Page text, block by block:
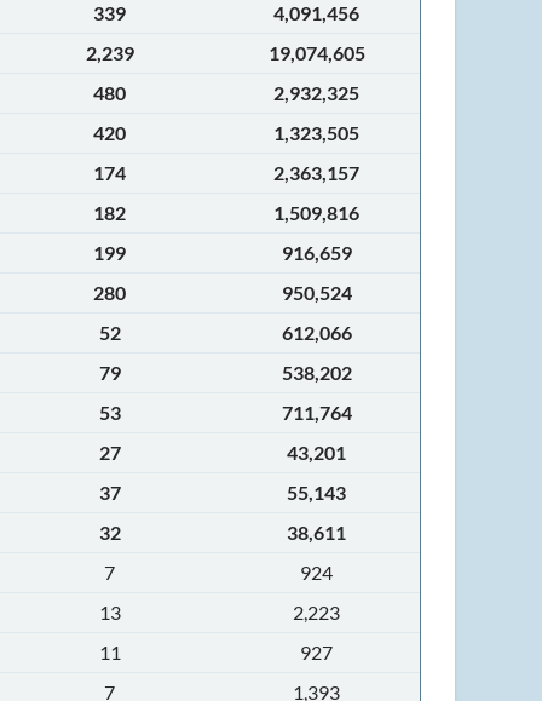
339
4,091,456
2,239
19,074,605
480
2,932,325
420
1,323,505
174
2,363,157
182
1,509,816
199
916,659
280
950,524
52
612,066
79
538,202
53
711,764
27
43,201
37
55,143
32
38,611
7
924
13
2,223
11
927
7 1,393